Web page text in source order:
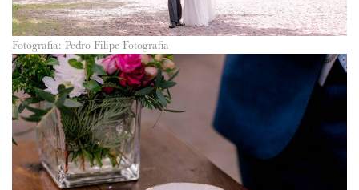
Fotografia: Pedro Filipe Fotografia